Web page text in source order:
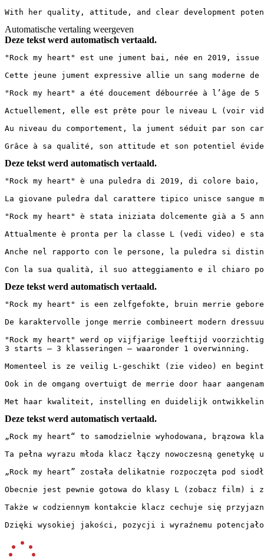
With her quality, attitude, and clear development
Automatische vertaling weergeven
Deze tekst werd automatisch vertaald.
"Rock my heart" est une jument bai, née en 2019,
Cette jeune jument expressive allie un sang moderne
"Rock my heart" a été doucement débourrée à l’âge
Actuellement, elle est prête pour le niveau L (voir
Au niveau du comportement, la jument séduit par
Grâce à sa qualité, son attitude et son potentiel
Deze tekst werd automatisch vertaald.
"Rock my heart" è una puledra di 2019, di colore
La giovane puledra dal carattere tipico unisce sangue
"Rock my heart" è stata iniziata dolcemente già a 5
Attualmente è pronta per la classe L (vedi video) e
Anche nel rapporto con le persone, la puledra si
Con la sua qualità, il suo atteggiamento e il chiaro
Deze tekst werd automatisch vertaald.
"Rock my heart" is een zelfgefokte, bruin merrie
De karaktervolle jonge merrie combineert modern
"Rock my heart" werd op vijfjarige leeftijd voorzichtig
3 starts – 3 klasseringen – waaronder 1 overwinning.
Momenteel is ze veilig L-geschikt (zie video) en
Ook in de omgang overtuigt de merrie door haar
Met haar kwaliteit, instelling en duidelijk
Deze tekst werd automatisch vertaald.
„Rock my heart“ to samodzielnie wyhodowana,
Ta pełna wyrazu młoda klacz łączy nowoczesną
„Rock my heart” została delikatnie rozpoczęta pod
Obecnie jest pewnie gotowa do klasy L (zobacz film) i
Także w codziennym kontakcie klacz cechuje się
Dzięki wysokiej jakości, pozycji i wyraźnemu